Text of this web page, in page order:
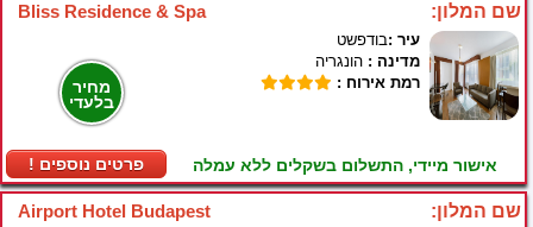
Bliss Residence & Spa שם המלון:
מחיר
בלעדי
! פרטים נוספים
עיר :בודפשט
מדינה : הונגריה
רמת אירוח :
אישור מיידי, התשלום בשקלים ללא עמלה
Airport Hotel Budapest שם המלון: